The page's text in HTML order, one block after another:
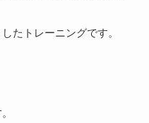
たトレーニングです。